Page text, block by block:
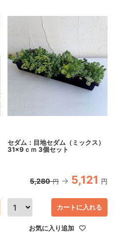
セダム：目地セダム（ミックス）
31×9ｃｍ 3個セット
5,280 円 5,121 円
お気に入り追加
カートに入れる